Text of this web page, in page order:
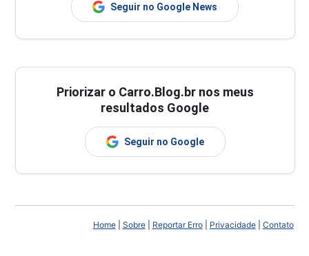
Seguir no Google News
Priorizar o Carro.Blog.br nos meus
resultados Google
Seguir no Google
Home| Sobre| Reportar Erro| Privacidade| Contato